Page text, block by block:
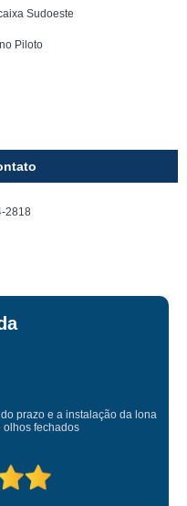
Sudoeste
Piloto
2818
prazo e a instalação da lona
olhos fechados